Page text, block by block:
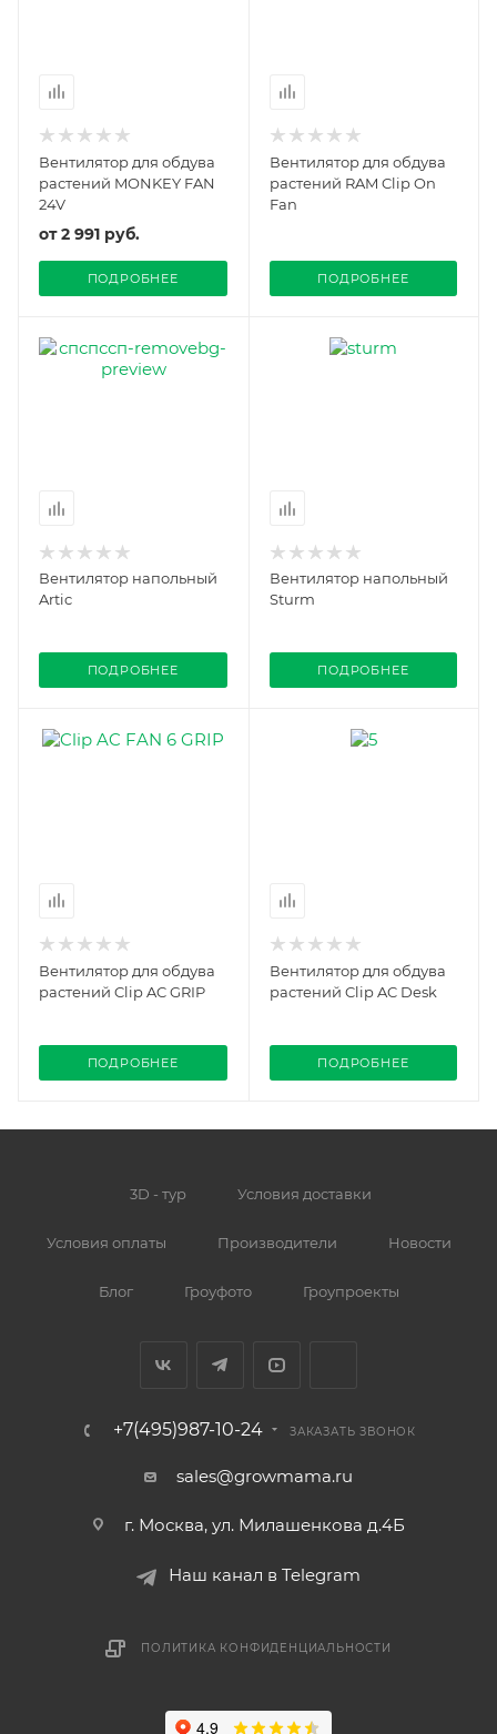
Вентилятор для обдува
растений MONKEY FAN
24V
от2 991 руб.
ПОДРОБНЕЕ
Вентилятор для обдува
растений RAM Clip On
Fan
ПОДРОБНЕЕ
Вентилятор напольный
Artic
ПОДРОБНЕЕ
Вентилятор напольный
Sturm
ПОДРОБНЕЕ
Вентилятор для обдува
растений Clip AC GRIP
ПОДРОБНЕЕ
Вентилятор для обдува
растений Clip AC Desk
ПОДРОБНЕЕ
3D - тур Условия доставки
Условия оплаты Производители Новости
Блог Гроуфото Гроупроекты
+7(495)987-10-24 ЗАКАЗАТЬ ЗВОНОК
sales@growmama.ru
г. Москва, ул. Милашенкова д.4Б
Наш канал в Telegram
ПОЛИТИКА КОНФИДЕНЦИАЛЬНОСТИ